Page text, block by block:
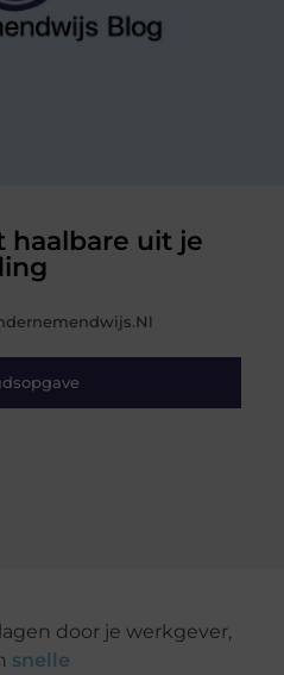
haalbare uit je
door je werkgever,
snelle